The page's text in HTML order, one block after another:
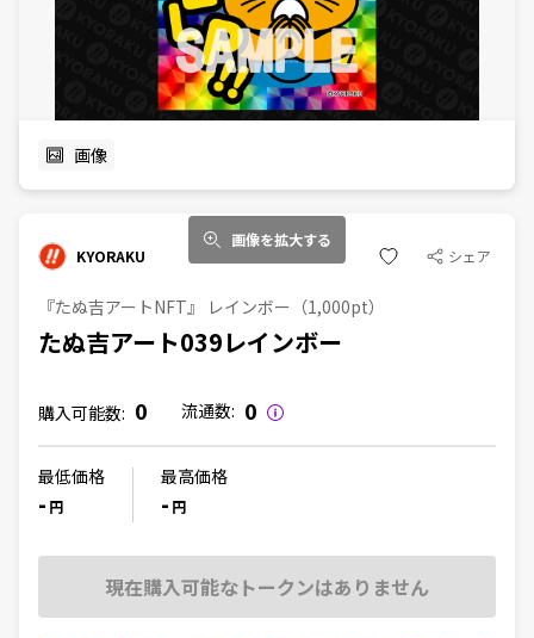
画像を拡大する
画像
KYORAKU シェア
『たぬ吉アートNFT』 レインボー（1,000pt）
たぬ吉アート039レインボー
購入可能数: 0 流通数: 0
最低価格
- 円
最高価格
- 円
現在購入可能なトークンはありません